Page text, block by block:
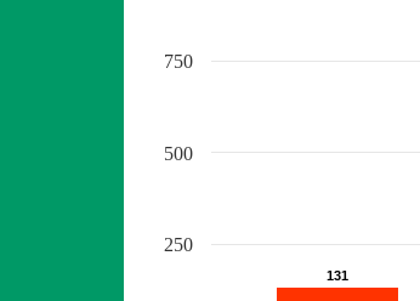
131
131
250
500
750